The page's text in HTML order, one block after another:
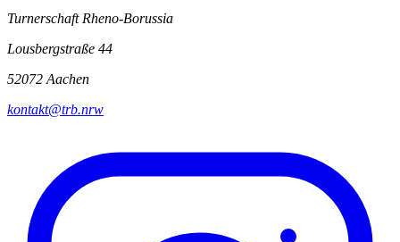
Turnerschaft Rheno-Borussia
Lousbergstraße 44
52072 Aachen
kontakt@trb.nrw